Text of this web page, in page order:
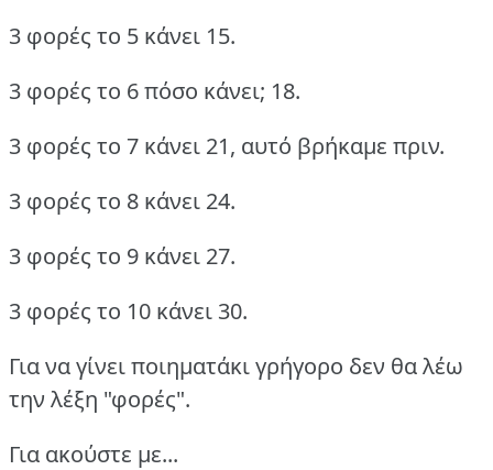
3 φορές το 5 κάνει 15.
3 φορές το 6 πόσο κάνει; 18.
3 φορές το 7 κάνει 21, αυτό βρήκαμε πριν.
3 φορές το 8 κάνει 24.
3 φορές το 9 κάνει 27.
3 φορές το 10 κάνει 30.
Για να γίνει ποιηματάκι γρήγορο δεν θα λέω
την λέξη "φορές".
Για ακούστε με...